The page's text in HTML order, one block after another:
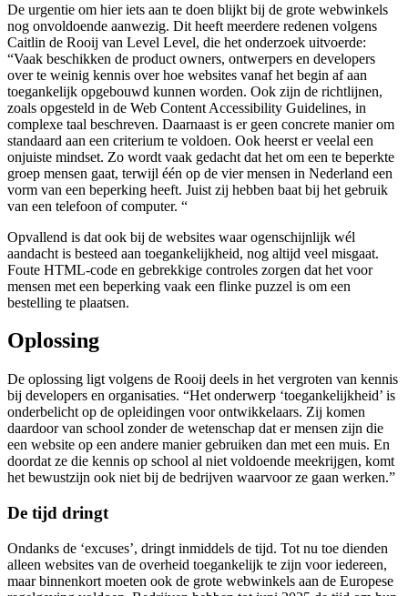
De urgentie om hier iets aan te doen blijkt bij de grote webwinkels
nog onvoldoende aanwezig. Dit heeft meerdere redenen volgens
Caitlin de Rooij van Level Level, die het onderzoek uitvoerde:
“Vaak beschikken de product owners, ontwerpers en developers
over te weinig kennis over hoe websites vanaf het begin af aan
toegankelijk opgebouwd kunnen worden. Ook zijn de richtlijnen,
zoals opgesteld in de Web Content Accessibility Guidelines, in
complexe taal beschreven. Daarnaast is er geen concrete manier om
standaard aan een criterium te voldoen. Ook heerst er veelal een
onjuiste mindset. Zo wordt vaak gedacht dat het om een te beperkte
groep mensen gaat, terwijl één op de vier mensen in Nederland een
vorm van een beperking heeft. Juist zij hebben baat bij het gebruik
van een telefoon of computer. “
Opvallend is dat ook bij de websites waar ogenschijnlijk wél
aandacht is besteed aan toegankelijkheid, nog altijd veel misgaat.
Foute HTML-code en gebrekkige controles zorgen dat het voor
mensen met een beperking vaak een flinke puzzel is om een
bestelling te plaatsen.
Oplossing
De oplossing ligt volgens de Rooij deels in het vergroten van kennis
bij developers en organisaties. “Het onderwerp ‘toegankelijkheid’ is
onderbelicht op de opleidingen voor ontwikkelaars. Zij komen
daardoor van school zonder de wetenschap dat er mensen zijn die
een website op een andere manier gebruiken dan met een muis. En
doordat ze die kennis op school al niet voldoende meekrijgen, komt
het bewustzijn ook niet bij de bedrijven waarvoor ze gaan werken.”
De tijd dringt
Ondanks de ‘excuses’, dringt inmiddels de tijd. Tot nu toe dienden
alleen websites van de overheid toegankelijk te zijn voor iedereen,
maar binnenkort moeten ook de grote webwinkels aan de Europese